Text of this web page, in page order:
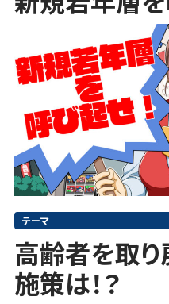
テーマ
高齢者を取り
施策は！？